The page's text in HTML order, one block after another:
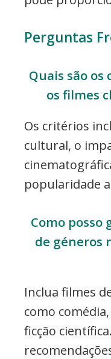
Perguntas
Quais são
os filmes
Os critérios
cultural, o
popularidade
Como
de géneros
Inclua filmes
como
ficção